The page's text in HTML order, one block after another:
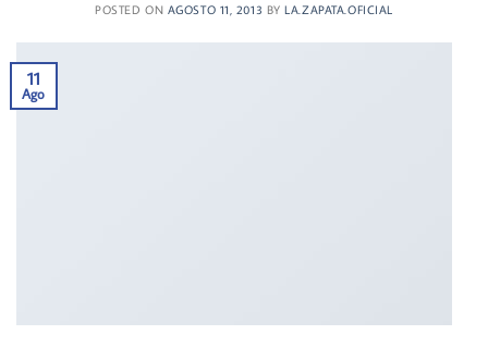
POSTED ON AGOSTO 11, 2013 BYLA.ZAPATA.OFICIAL
11
Ago